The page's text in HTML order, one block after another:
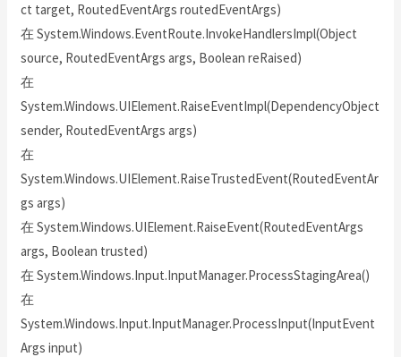
ct target, RoutedEventArgs routedEventArgs)
在 System.Windows.EventRoute.InvokeHandlersImpl(Object
source, RoutedEventArgs args, Boolean reRaised)
在
System.Windows.UIElement.RaiseEventImpl(DependencyObject
sender, RoutedEventArgs args)
在
System.Windows.UIElement.RaiseTrustedEvent(RoutedEventAr
gs args)
在 System.Windows.UIElement.RaiseEvent(RoutedEventArgs
args, Boolean trusted)
在 System.Windows.Input.InputManager.ProcessStagingArea()
在
System.Windows.Input.InputManager.ProcessInput(InputEvent
Args input)